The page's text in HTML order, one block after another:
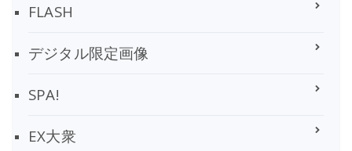
FLASH
デジタル限定画像
SPA!
EX大衆